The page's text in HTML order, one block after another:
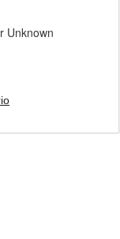
Unknown